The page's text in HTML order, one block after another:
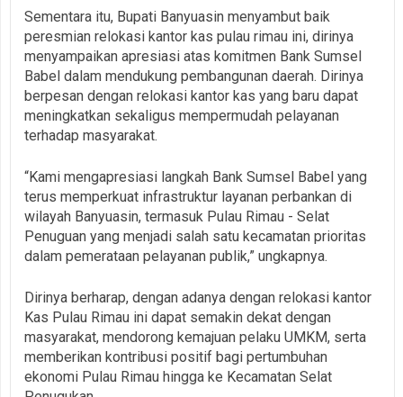
Sementara itu, Bupati Banyuasin menyambut baik
peresmian relokasi kantor kas pulau rimau ini, dirinya
menyampaikan apresiasi atas komitmen Bank Sumsel
Babel dalam mendukung pembangunan daerah. Dirinya
berpesan dengan relokasi kantor kas yang baru dapat
meningkatkan sekaligus mempermudah pelayanan
terhadap masyarakat.
“Kami mengapresiasi langkah Bank Sumsel Babel yang
terus memperkuat infrastruktur layanan perbankan di
wilayah Banyuasin, termasuk Pulau Rimau - Selat
Penuguan yang menjadi salah satu kecamatan prioritas
dalam pemerataan pelayanan publik,” ungkapnya.
Dirinya berharap, dengan adanya dengan relokasi kantor
Kas Pulau Rimau ini dapat semakin dekat dengan
masyarakat, mendorong kemajuan pelaku UMKM, serta
memberikan kontribusi positif bagi pertumbuhan
ekonomi Pulau Rimau hingga ke Kecamatan Selat